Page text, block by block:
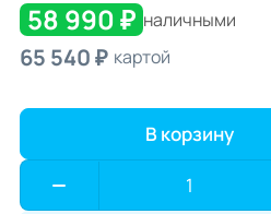
58 990 ₽ наличными
65 540 ₽ картой
В корзину